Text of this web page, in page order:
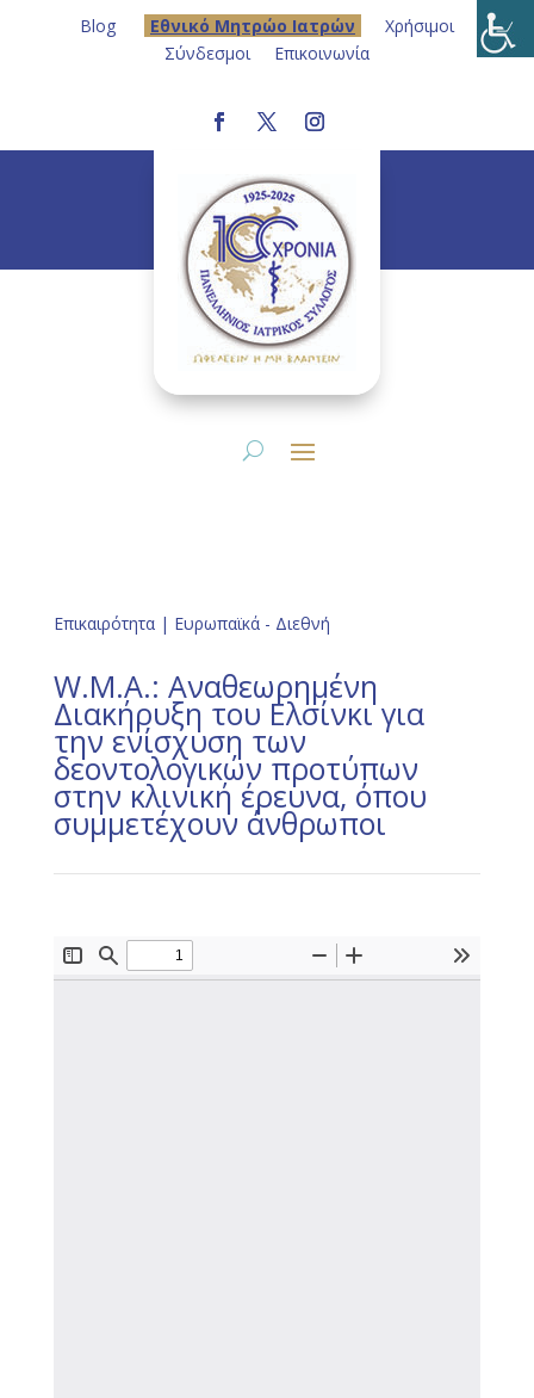
Blog Eθνικό Μητρώο Ιατρών
Χρήσιμοι
Σύνδεσμοι
Επικοινωνία
Επικαιρότητα| Ευρωπαϊκά - Διεθνή
W.M.A.: Αναθεωρημένη
Διακήρυξη του Ελσίνκι για
την ενίσχυση των
δεοντολογικών προτύπων
στην κλινική έρευνα, όπου
συμμετέχουν άνθρωποι